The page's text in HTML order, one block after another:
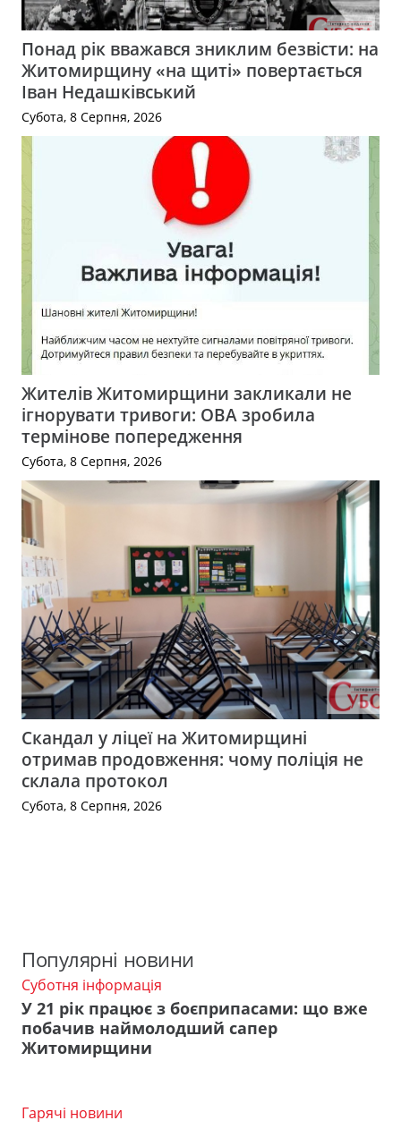
Понад рік вважався зниклим безвісти: на
Житомирщину «на щиті» повертається
Іван Недашківський
Субота, 8 Серпня, 2026
Жителів Житомирщини закликали не
ігнорувати тривоги: ОВА зробила
термінове попередження
Субота, 8 Серпня, 2026
Скандал у ліцеї на Житомирщині
отримав продовження: чому поліція не
склала протокол
Субота, 8 Серпня, 2026
Популярні новини
Суботня інформація
У 21 рік працює з боєприпасами: що вже
побачив наймолодший сапер
Житомирщини
Гарячі новини